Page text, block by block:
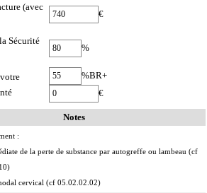
(avec
€
Sécurité
%
%BR+
€
Notes
:
de la perte de substance par autogreffe ou lambeau (cf
cervical (cf 05.02.02.02)